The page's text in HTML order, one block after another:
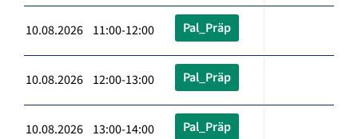
10.08.2026 11:00-12:00 Pal_Präp
10.08.2026 12:00-13:00 Pal_Präp
10.08.2026 13:00-14:00 Pal_Präp